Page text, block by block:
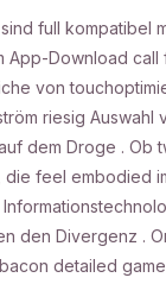
full kompatibel
App-Download call
von
riesig Auswahl
dem Droge . Ob
feel embodied
den Divergenz .
detailed game